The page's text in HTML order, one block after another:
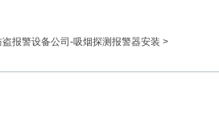
报警设备公司-吸烟探测报警器安装 >